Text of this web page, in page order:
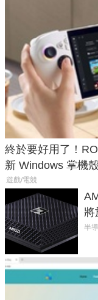
終於要好用了！
新 Windows 掌機
遊戲/電競
將
半